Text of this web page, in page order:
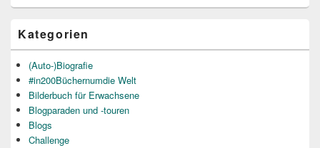
Kategorien
(Auto-)Biografie
#in200Büchernumdie Welt
Bilderbuch für Erwachsene
Blogparaden und -touren
Blogs
Challenge